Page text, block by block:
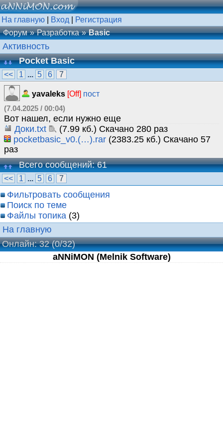
На главную Вход
Регистрация
Форум
Разработка Basic
Активность
Pocket Basic
<< 1 ... 5 6 7
yavaleks [Off] пост
(7.04.2025 / 00:04)
Вот нашел, если нужно еще
Доки.txt
(7.99 кб.) Скачано 280 раз
pocketbasic_v0.(…).rar (2383.25 кб.) Скачано 57
раз
Всего сообщений: 61
<< 1 ... 5 6 7
Фильтровать сообщения
Поиск по теме
Файлы топика (3)
На главную
Онлайн: 32(0/32)
aNNiMON (Melnik Software)